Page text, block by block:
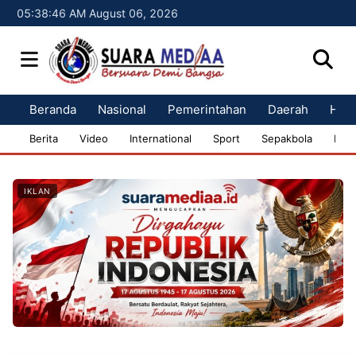
05:38:47 AM August 06, 2026
Beranda Nasional Pemerintahan Daerah
Berita Video International Sport Sepakbola
IKLAN